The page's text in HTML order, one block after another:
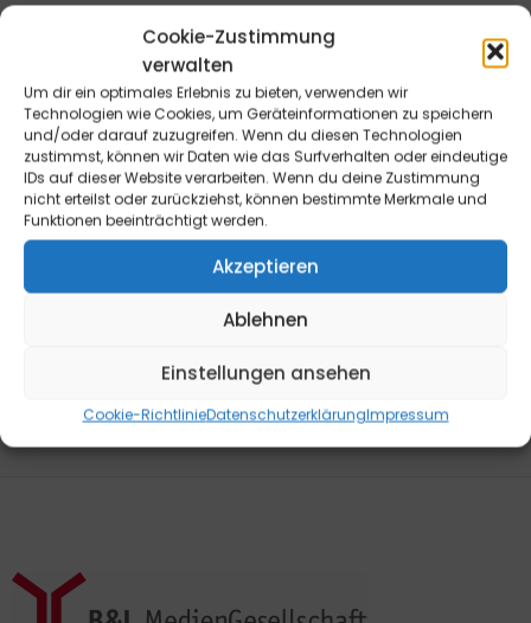
Cookie-Zustimmung
verwalten
Um dir ein optimales Erlebnis zu bieten, verwenden wir
Technologien wie Cookies, um Geräteinformationen zu speichern
und/oder darauf zuzugreifen. Wenn du diesen Technologien
zustimmst, können wir Daten wie das Surfverhalten oder eindeutige
IDs auf dieser Website verarbeiten. Wenn du deine Zustimmung
nicht erteilst oder zurückziehst, können bestimmte Merkmale und
Funktionen beeinträchtigt werden.
Akzeptieren
Ablehnen
Einstellungen ansehen
Cookie-RichtlinieDatenschutzerklärungImpressum
Widerrufsrecht für Endverbraucher: Die Bestellung kann
innerhalb von 14 Tagen ohne Angabe von Gründen
telefonisch oder schriftlich (z.B. E-Mail, Fax, Brief) oder
durch Rücksendung der Ware widerrufen werden. Die
Frist beginnt frühestens mit Erhalt dieser Belehrung. Zur
Wahrung der Widerrufsfrist genügt die rechtzeitige
telefonische oder schriftliche Kündigung bzw.
Absendung der Ware an die B&L MedienGesellschaft
mbH & Co. KG., Max-Volmer-Straße 28, 40724 Hilden,
Informationen sowie ein Widerrufsformular finden Sie